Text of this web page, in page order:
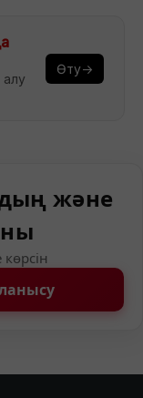
Өту→
және